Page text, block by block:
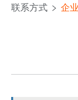
联系方式 企